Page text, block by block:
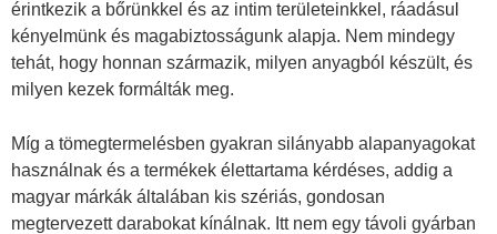
érintkezik a bőrünkkel és az intim területeinkkel, ráadásul
kényelmünk és magabiztosságunk alapja. Nem mindegy
tehát, hogy honnan származik, milyen anyagból készült, és
milyen kezek formálták meg.
Míg a tömegtermelésben gyakran silányabb alapanyagokat
használnak és a termékek élettartama kérdéses, addig a
magyar márkák általában kis szériás, gondosan
megtervezett darabokat kínálnak. Itt nem egy távoli gyárban